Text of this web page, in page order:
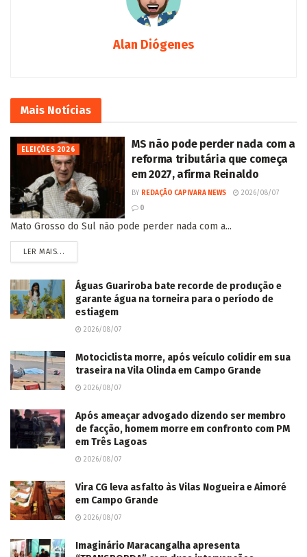
Alan Diógenes
Mais Notícias
ELEIÇÕES 2026
MS não pode perder nada com a
reforma tributária que começa
em 2027, afirma Reinaldo
BY REDAÇÃO CAPIVARA NEWS
2026/08/07
0
Mato Grosso do Sul não pode perder nada com a...
LER MAIS...
Águas Guariroba bate recorde de produção e
garante água na torneira para o período de
estiagem
2026/08/07
Motociclista morre, após veículo colidir em sua
traseira na Vila Olinda em Campo Grande
2026/08/07
Após ameaçar advogado dizendo ser membro
de facção, homem morre em confronto com PM
em Três Lagoas
2026/08/07
Vira CG leva asfalto às Vilas Nogueira e Aimoré
em Campo Grande
2026/08/07
Imaginário Maracangalha apresenta